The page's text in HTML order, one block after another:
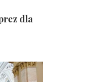
dla